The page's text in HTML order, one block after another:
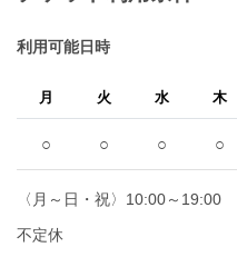
利用可能日時
月 火 水 木
○ ○ ○ ○
〈月～日・祝〉10:00～19:00
不定休